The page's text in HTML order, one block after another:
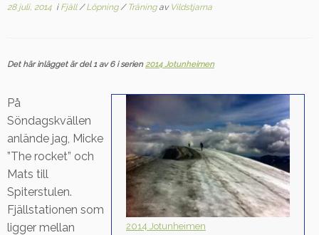
28 juli, 2014 i Fjäll/Löpning/ Träningav Vildstjarna
Det här inlägget är del 1 av 6 i serien2014 Jotunheimen
2014 Jotunheimen
På
Söndagskvällen
anlände jag, Micke
”The rocket” och
Mats till
Spiterstulen.
Fjällstationen som
ligger mellan